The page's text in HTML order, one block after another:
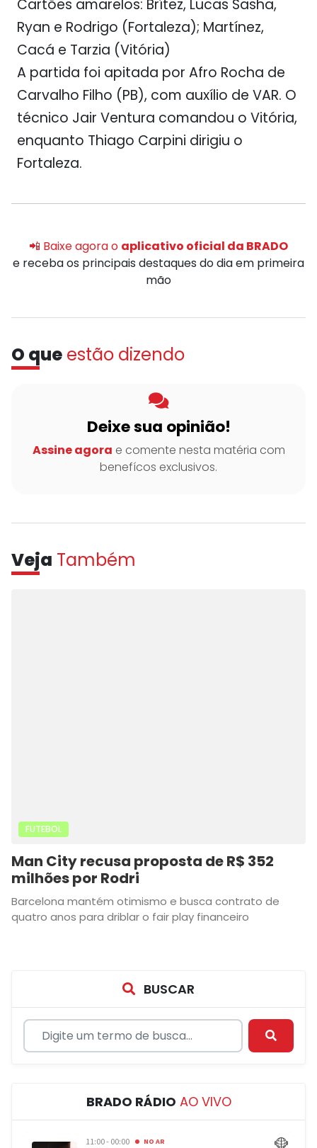
Cartões amarelos: Brítez, Lucas Sasha,
Ryan e Rodrigo (Fortaleza); Martínez,
Cacá e Tarzia (Vitória)
A partida foi apitada por Afro Rocha de
Carvalho Filho (PB), com auxílio de VAR. O
técnico Jair Ventura comandou o Vitória,
enquanto Thiago Carpini dirigiu o
Fortaleza.
📲 Baixe agora o aplicativo oficial da BRADO
e receba os principais destaques do dia em primeira
mão
O que estão dizendo
Deixe sua opinião!
Assine agora e comente nesta matéria com
benefícos exclusivos.
Veja Também
FUTEBOL
Man City recusa proposta de R$ 352
milhões por Rodri
Barcelona mantém otimismo e busca contrato de
quatro anos para driblar o fair play financeiro
BUSCAR
BRADO RÁDIO AO VIVO